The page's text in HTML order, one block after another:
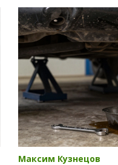
Максим Кузнецов